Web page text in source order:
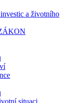
a životního
situaci